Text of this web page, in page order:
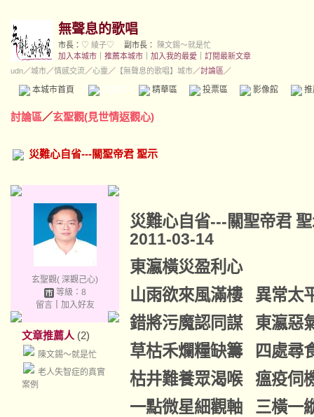
無聲息的歌唱
市長： ♡ 綾子♡ 副市長：
陳文錫～就是忙
加入本城市
推薦本城市 加入我的最愛
訂閱最新文章
udn／城市／情感交流／心靈 ／ 【無聲息的歌唱】城市／討論區／
本城市首頁 精華區 投票區 影像館
討論區／玄聖觀(見世情返觀心)
災難心自省---關聖帝君 聖示
玄聖觀( 深觀己心)
等級：8
留言｜ 加入好友
文章推薦人 (2)
陳文錫～就是忙
老人失智症的真實
案例
災難心自省---關聖帝君
2011-03-14
東瀛橫災盈利心
山雨欲來風滿樓 異常
錯將污魔認同謀 東瀛惡
草枯禾爛糧缺籌 四處尋
枯井難養眾渴喉 瘟疫伺
一點微星細觀軸 三橫一